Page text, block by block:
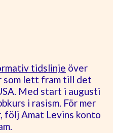
tidslinje över
som lett fram till det
Med start i augusti
i rasism. För mer
följ Amat Levins konto